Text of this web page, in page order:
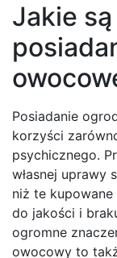
Jakie
Posiadanie
korzyści
psychicznego.
własnej uprawy
niż te
do jakości i
ogromne
owocowy to